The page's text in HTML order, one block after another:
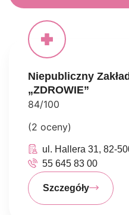
Niepubliczny
„ZDROWIE”
84/100
(2 oceny)
ul. Hallera 31, 82-
55 645 83 00
Szczegóły